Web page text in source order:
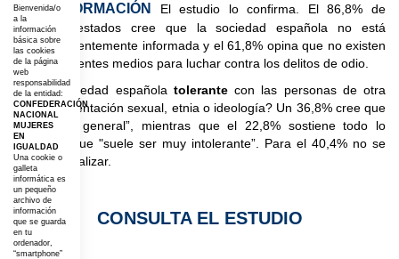
INFORMACIÓN
El estudio lo confirma. El 86,8% de
encuestados cree que la sociedad española no está
suficientemente informada y el 61,8% opina que no existen
suficientes medios para luchar contra los delitos de odio.
¿Es la sociedad española tolerantecon las personas de otra
religión, orientación sexual, etnia o ideología? Un 36,8% cree que
“sí, por lo general”, mientras que el 22,8% sostiene todo lo
contrario, que "suele ser muy intolerante”. Para el 40,4% no se
debe generalizar.
CONSULTA EL ESTUDIO
Bienvenida/o
a la
información
básica sobre
las cookies
de la página
web
responsabilidad
de la entidad:
CONFEDERACIÓN
NACIONAL
MUJERES
EN
IGUALDAD
Una cookie o
galleta
informática es
un pequeño
archivo de
información
que se guarda
en tu
ordenador,
“smartphone”